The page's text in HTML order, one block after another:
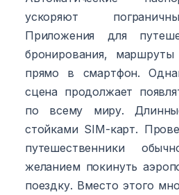
ускоряют
Приложения для
бронирования,
прямо в смартфон.
сцена продолжает
по всему миру.
стойками SIM-карт.
путешественники
желанием покинуть
поездку. Вместо этого